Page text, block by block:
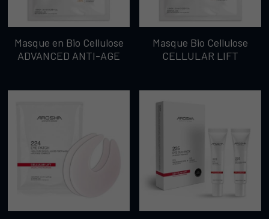
Masque en Bio Cellulose
ADVANCED ANTI-AGE
Masque Bio Cellulose
CELLULAR LIFT